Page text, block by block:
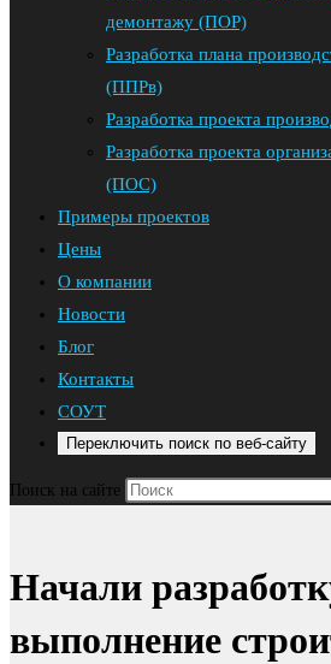
демонтажу (ПОР)
Разработка плана
(ППРв)
Разработка проекта
Разработка проекта
(ПОС)
Примеры проектов
Цены
О компании
Новости
Блог
Контакты
СОУТ
Переключить поиск по веб-сайту
Поиск на сайте
Начали
выполнение